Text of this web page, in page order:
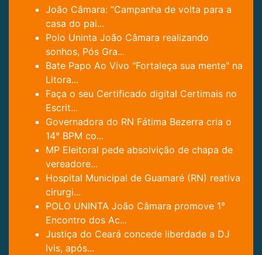
João Câmara: “Campanha de volta para a
casa do pai...
Polo Uninta João Câmara realizando
sonhos, Pós Gra...
Bate Papo Ao Vivo "Fortaleça sua mente" na
Litora...
Faça o seu Certificado digital Certimais no
Escrit...
Governadora do RN Fátima Bezerra cria o
14° BPM co...
MP Eleitoral pede absolvição de chapa de
vereadore...
Hospital Municipal de Guamaré (RN) reativa
cirurgi...
POLO UNINTA João Câmara promove 1°
Encontro dos Ac...
Justiça do Ceará concede liberdade a DJ
Ivis, após...